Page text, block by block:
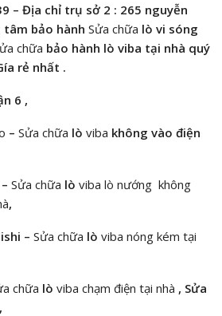
– Địa chỉ trụ sở 2 : 265 nguyễn
tâm bảo hành Sửa chữa lò vi sóng
chữa bảo hành lò viba tại nhà quý
rẻ nhất .
6 ,
– Sửa chữa lò viba không vào điện
– Sửa chữa lò viba lò nướng không
,
– Sửa chữa lò viba nóng kém tại
chữa lò viba chạm điện tại nhà , Sửa